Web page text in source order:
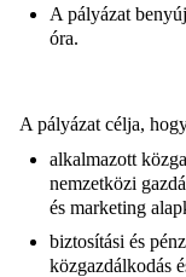
A pályázat
óra.
A pályázat célja,
alkalmazott
nemzetközi
és marketing
biztosítási és
közgazdálkodás